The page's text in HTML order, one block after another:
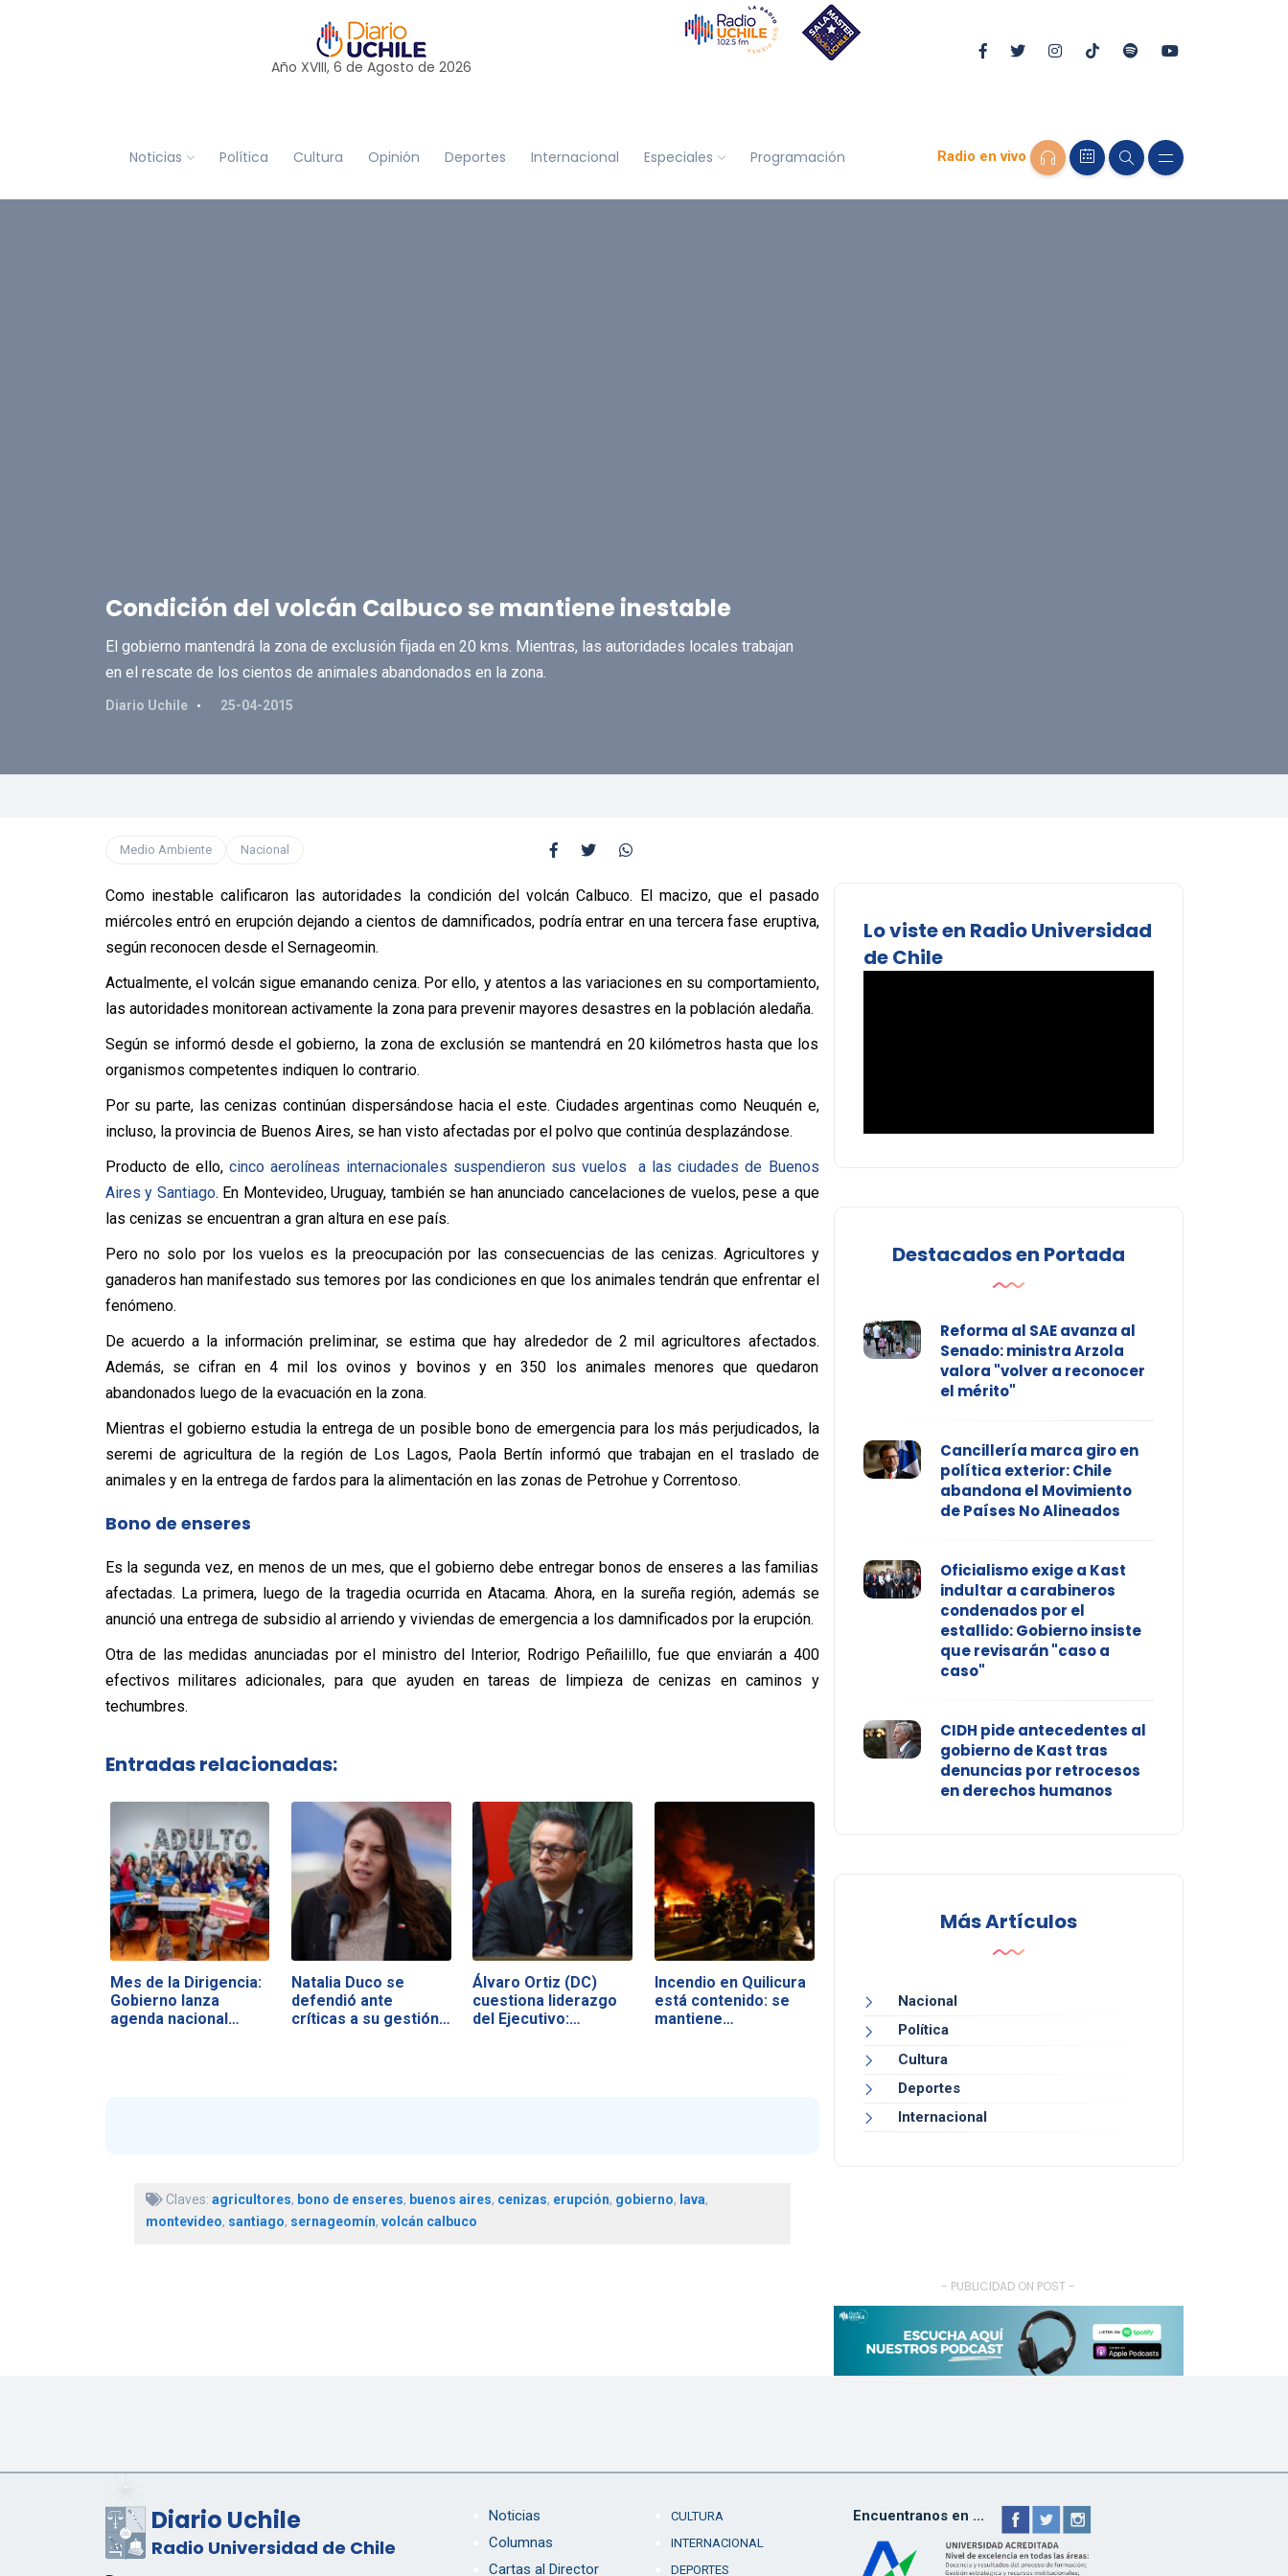
Año XVIII, 6 de Agosto de 2026
Noticias Política Cultura Opinión Deportes Internacional Especiales Programación Radio en vivo
Condición del volcán Calbuco se mantiene inestable
El gobierno mantendrá la zona de exclusión fijada en 20 kms. Mientras, las autoridades locales trabajan
en el rescate de los cientos de animales abandonados en la zona.
Diario Uchile 25-04-2015
Medio Ambiente Nacional
Como inestable calificaron las autoridades la condición del volcán Calbuco. El macizo, que el pasado
miércoles entró en erupción dejando a cientos de damnificados, podría entrar en una tercera fase eruptiva,
según reconocen desde el Sernageomin.
Actualmente, el volcán sigue emanando ceniza. Por ello, y atentos a las variaciones en su comportamiento,
las autoridades monitorean activamente la zona para prevenir mayores desastres en la población aledaña.
Según se informó desde el gobierno, la zona de exclusión se mantendrá en 20 kilómetros hasta que los
organismos competentes indiquen lo contrario.
Por su parte, las cenizas continúan dispersándose hacia el este. Ciudades argentinas como Neuquén e,
incluso, la provincia de Buenos Aires, se han visto afectadas por el polvo que continúa desplazándose.
Producto de ello, cinco aerolíneas internacionales suspendieron sus vuelos a las ciudades de Buenos
Aires y Santiago. En Montevideo, Uruguay, también se han anunciado cancelaciones de vuelos, pese a que
las cenizas se encuentran a gran altura en ese país.
Pero no solo por los vuelos es la preocupación por las consecuencias de las cenizas. Agricultores y
ganaderos han manifestado sus temores por las condiciones en que los animales tendrán que enfrentar el
fenómeno.
De acuerdo a la información preliminar, se estima que hay alrededor de 2 mil agricultores afectados.
Además, se cifran en 4 mil los ovinos y bovinos y en 350 los animales menores que quedaron
abandonados luego de la evacuación en la zona.
Mientras el gobierno estudia la entrega de un posible bono de emergencia para los más perjudicados, la
seremi de agricultura de la región de Los Lagos, Paola Bertín informó que trabajan en el traslado de
animales y en la entrega de fardos para la alimentación en las zonas de Petrohue y Correntoso.
Bono de enseres
Es la segunda vez, en menos de un mes, que el gobierno debe entregar bonos de enseres a las familias
afectadas. La primera, luego de la tragedia ocurrida en Atacama. Ahora, en la sureña región, además se
anunció una entrega de subsidio al arriendo y viviendas de emergencia a los damnificados por la erupción.
Otra de las medidas anunciadas por el ministro del Interior, Rodrigo Peñailillo, fue que enviarán a 400
efectivos militares adicionales, para que ayuden en tareas de limpieza de cenizas en caminos y
techumbres.
Entradas relacionadas:
Mes de la Dirigencia:
Gobierno lanza
agenda nacional…
Natalia Duco se
defendió ante
críticas a su gestión…
Álvaro Ortiz (DC)
cuestiona liderazgo
del Ejecutivo:…
Incendio en Quilicura
está contenido: se
mantiene…
Claves: agricultores, bono de enseres, buenos aires, cenizas, erupción, gobierno, lava,
montevideo, santiago, sernageomín, volcán calbuco
Lo viste en Radio Universidad
de Chile
Destacados en Portada
Reforma al SAE avanza al
Senado: ministra Arzola
valora "volver a reconocer
el mérito"
Cancillería marca giro en
política exterior: Chile
abandona el Movimiento
de Países No Alineados
Oficialismo exige a Kast
indultar a carabineros
condenados por el
estallido: Gobierno insiste
que revisarán "caso a
caso"
CIDH pide antecedentes al
gobierno de Kast tras
denuncias por retrocesos
en derechos humanos
Más Artículos
Nacional
Política
Cultura
Deportes
Internacional
- PUBLICIDAD ON POST -
Diario Uchile
Radio Universidad de Chile
Noticias
Columnas
Cartas al Director
CULTURA
INTERNACIONAL
DEPORTES
Encuentranos en ...